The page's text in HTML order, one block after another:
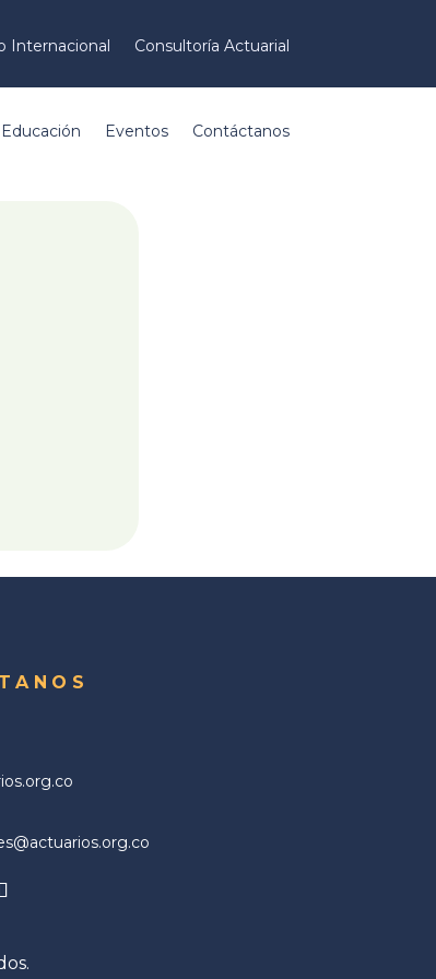
Internacional Consultoría Actuarial
Educación Eventos Contáctanos